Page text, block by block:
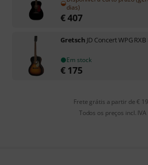
dias)
€407
Gretsch JD Concert WPG
Em stock
€ 175
Frete grátis a partir de €
Todos os preços incl. IVA